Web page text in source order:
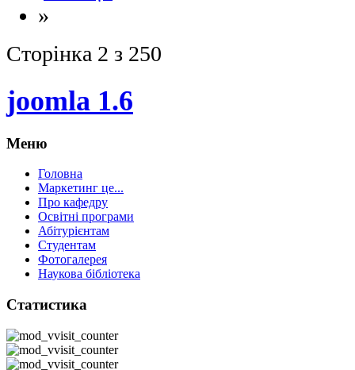
»
Сторінка 2 з 250
joomla 1.6
Меню
Головна
Маркетинг це...
Про кафедру
Освітні програми
Абітурієнтам
Студентам
Фотогалерея
Наукова бібліотека
Статистика